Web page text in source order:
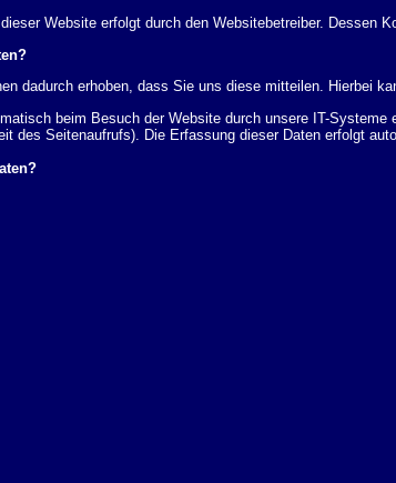
Website erfolgt durch den Websitebetreiber. Dessen
dadurch erhoben, dass Sie uns diese mitteilen. Hierbei
beim Besuch der Website durch unsere IT-
des Seitenaufrufs). Die Erfassung dieser Daten erfolgt